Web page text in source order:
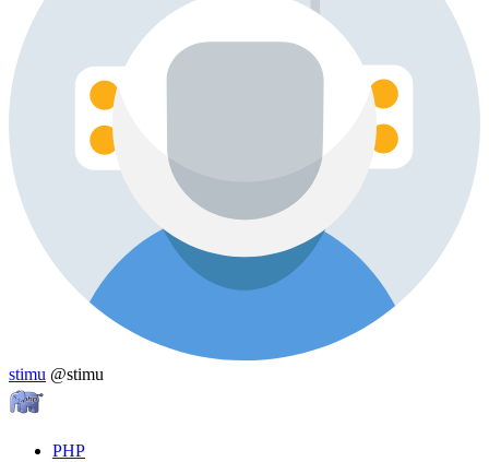
stimu @stimu
PHP